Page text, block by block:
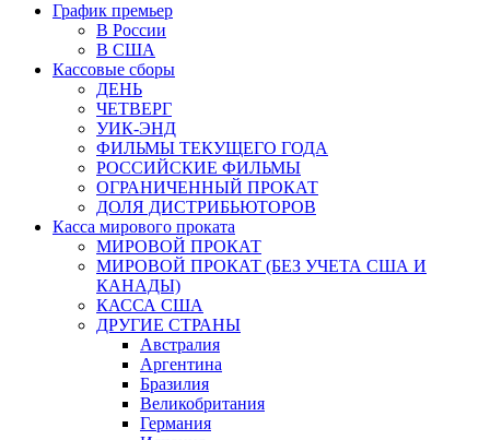
График премьер
В России
В США
Кассовые сборы
ДЕНЬ
ЧЕТВЕРГ
УИК-ЭНД
ФИЛЬМЫ ТЕКУЩЕГО ГОДА
РОССИЙСКИЕ ФИЛЬМЫ
ОГРАНИЧЕННЫЙ ПРОКАТ
ДОЛЯ ДИСТРИБЬЮТОРОВ
Касса мирового проката
МИРОВОЙ ПРОКАТ
МИРОВОЙ ПРОКАТ (БЕЗ УЧЕТА США И
КАНАДЫ)
КАССА США
ДРУГИЕ СТРАНЫ
Австралия
Аргентина
Бразилия
Великобритания
Германия